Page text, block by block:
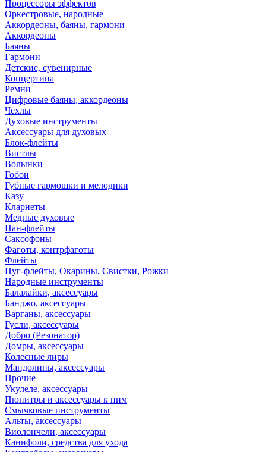
Процессоры эффектов
Оркестровые, народные
Аккордеоны, баяны, гармони
Аккордеоны
Баяны
Гармони
Детские, сувенирные
Концертина
Ремни
Цифровые баяны, аккордеоны
Чехлы
Духовые инструменты
Аксессуары для духовых
Блок-флейты
Вистлы
Волынки
Гобои
Губные гармошки и мелодики
Казу
Кларнеты
Медные духовые
Пан-флейты
Саксофоны
Фаготы, контрфаготы
Флейты
Цуг-флейты, Окарины, Свистки, Рожки
Народные инструменты
Балалайки, аксессуары
Банджо, аксессуары
Варганы, аксессуары
Гусли, аксессуары
Добро (Резонатор)
Домры, аксессуары
Колесные лиры
Мандолины, аксессуары
Прочие
Укулеле, аксессуары
Пюпитры и аксессуары к ним
Смычковые инструменты
Альты, аксессуары
Виолончели, аксессуары
Канифоли, средства для ухода